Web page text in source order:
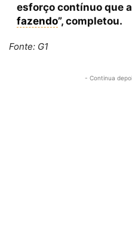
esforço contínuo que
fazendo”, completou.
Fonte: G1
- Continua